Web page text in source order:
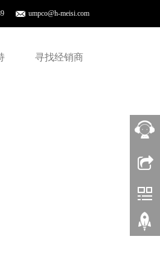
umpco@h-meisi.com
寻找经销商